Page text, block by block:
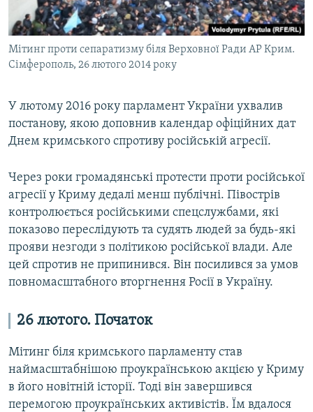
Мітинг проти сепаратизму біля Верховної Ради АР Крим.
Сімферополь, 26 лютого 2014 року
У лютому 2016 року парламент України ухвалив
постанову, якою доповнив календар офіційних дат
Днем кримського спротиву російській агресії.
Через роки громадянські протести проти російської
агресії у Криму дедалі менш публічні. Півострів
контролюється російськими спецслужбами, які
показово переслідують та судять людей за будь-які
прояви незгоди з політикою російської влади. Але
цей спротив не припинився. Він посилився за умов
повномасштабного вторгнення Росії в Україну.
26 лютого. Початок
Мітинг біля кримського парламенту став
наймасштабнішою проукраїнською акцією у Криму
в його новітній історії. Тоді він завершився
перемогою проукраїнських активістів. Їм вдалося